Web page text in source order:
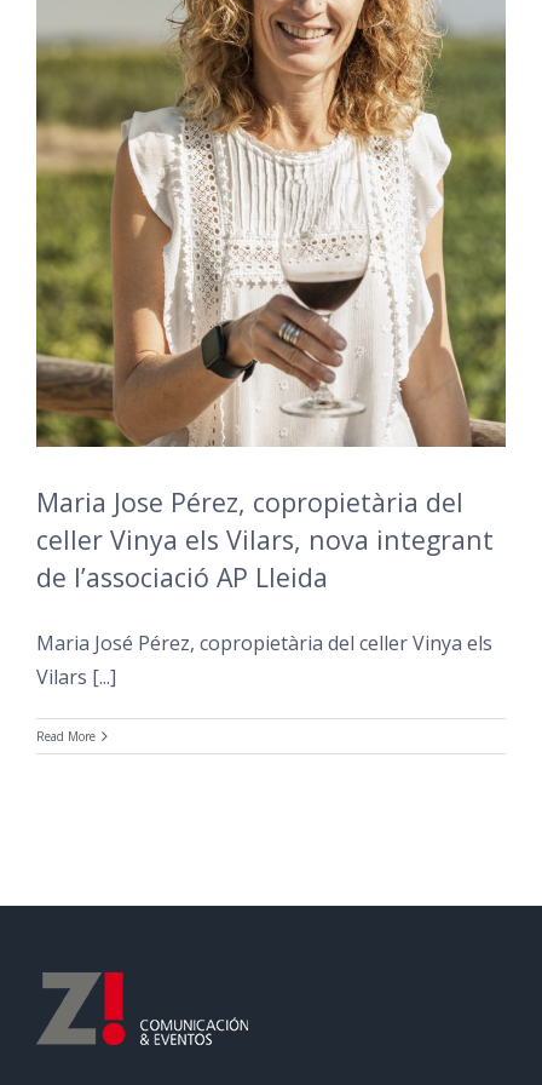
Maria Jose Pérez, copropietària del
celler Vinya els Vilars, nova integrant
de l’associació AP Lleida
Maria José Pérez, copropietària del celler Vinya els
Vilars [...]
Read More